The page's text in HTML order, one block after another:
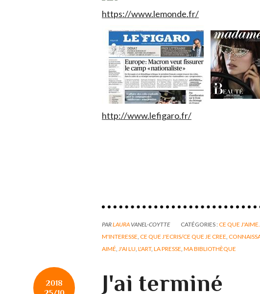
https://www.lemonde.fr/
http://www.lefigaro.fr/
PARLAURA VANEL-COYTTE CATÉGORIES :CE QUE J'AIME.
M'INTERESSE CE QUE J'ECRIS/CE QUE JE CREE
AIMÉ J'AI LU L'ART, LA PRESSE MA BIBLIOTHÈQUE
2018
J'ai terminé